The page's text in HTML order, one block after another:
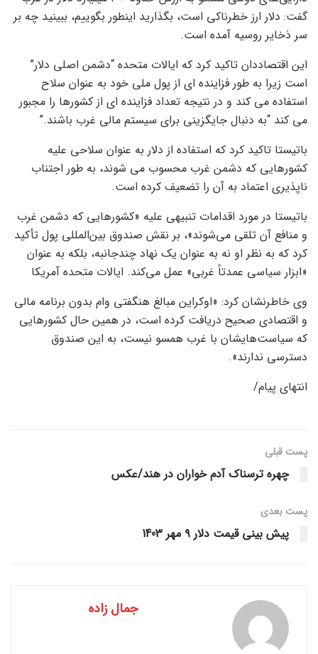
گفت: دلار ارز خطرناکی است، بگذارید اینطور بگوییم، ببینید چه بر
سر ذخایر روسیه آمده است.
این اقتصاددان تاکید کرد که ایالات متحده “دشمن اصلی دلار”
است زیرا به طور فزاینده ای از پول ملی خود به عنوان سلاح
استفاده می کند و در نتیجه تعداد فزاینده ای از کشورها را مجبور
می کند “به دنبال جایگزینی برای سیستم مالی غرب باشند.”
باتیستا تاکید کرد که استفاده از دلار به عنوان سلاحی علیه
کشورهایی که دشمن غرب محسوب می شوند، به طور اجتناب
ناپذیری اعتماد به آن را تضعیف کرده است.
باتیستا در مورد اقدامات تنبیهی علیه «کشورهایی که دشمن غرب
و منافع آن تلقی می‌شوند»، بر نقش صندوق بین‌المللی پول تأکید
کرد که به نظر او نه به عنوان یک نهاد چندجانبه، بلکه به عنوان
«ابزار سیاسی عمدتاً غربی» عمل می‌کند. ایالات متحده آمریکا
وی خاطرنشان کرد: «اوکراین مبالغ هنگفتی وام بدون برنامه مالی
و اقتصادی صحیح دریافت کرده است، در همین حال کشورهایی
که سیاست‌هایشان با غرب همسو نیست، به این صندوق
دسترسی ندارند».
انتهای پیام/
پست قبلی
چهره ترسناک آدم خواران در هند/عکس
پست‌ بعدی
پیش بینی قیمت دلار ۹ مهر 1403
جمال زاده